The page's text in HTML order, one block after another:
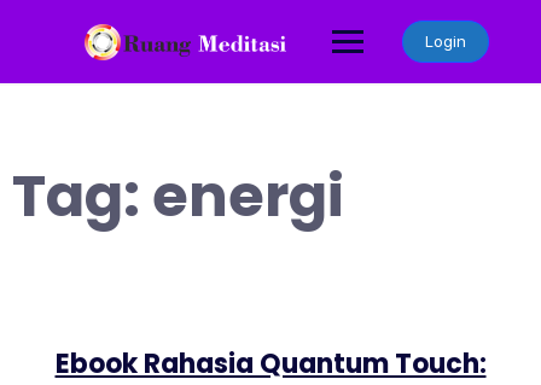
Login
Tag:energi
Ebook Rahasia Quantum Touch: